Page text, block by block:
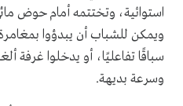
استوائية، وتختتمه أمام حوض
ويمكن للشباب أن يبدؤوا
سباقًا تفاعليًا، أو يدخلوا غرفة
وسرعة بديهة.